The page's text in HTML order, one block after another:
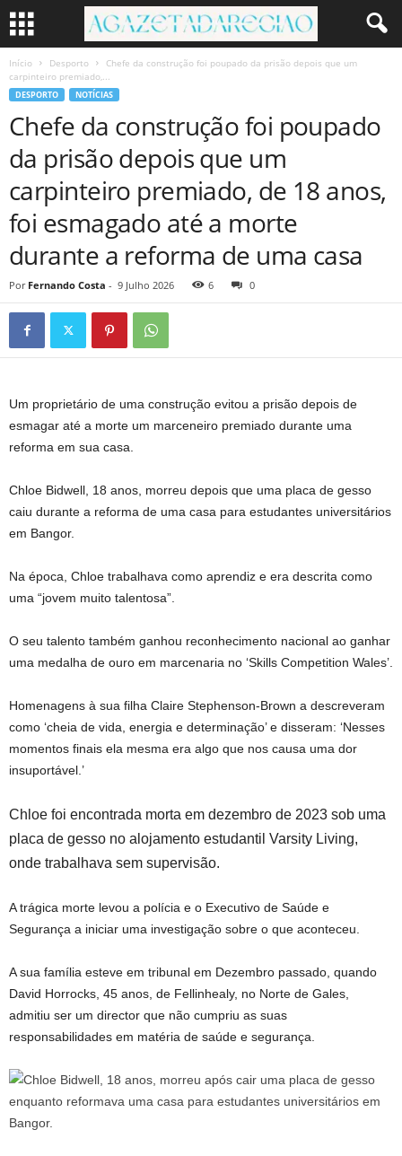
Início Desporto
Chefe da construção foi poupado da prisão depois que um
carpinteiro premiado,...
DESPORTO NOTÍCIAS
Chefe da construção foi poupado
da prisão depois que um
carpinteiro premiado, de 18 anos,
foi esmagado até a morte
durante a reforma de uma casa
Por Fernando Costa - 9 Julho 2026 6 0
Um proprietário de uma construção evitou a prisão depois de
esmagar até a morte um marceneiro premiado durante uma
reforma em sua casa.
Chloe Bidwell, 18 anos, morreu depois que uma placa de gesso
caiu durante a reforma de uma casa para estudantes universitários
em Bangor.
Na época, Chloe trabalhava como aprendiz e era descrita como
uma “jovem muito talentosa”.
O seu talento também ganhou reconhecimento nacional ao ganhar
uma medalha de ouro em marcenaria no ‘Skills Competition Wales’.
Homenagens à sua filha Claire Stephenson-Brown a descreveram
como ‘cheia de vida, energia e determinação’ e disseram: ‘Nesses
momentos finais ela mesma era algo que nos causa uma dor
insuportável.’
Chloe foi encontrada morta em dezembro de 2023 sob uma
placa de gesso no alojamento estudantil Varsity Living,
onde trabalhava sem supervisão.
A trágica morte levou a polícia e o Executivo de Saúde e
Segurança a iniciar uma investigação sobre o que aconteceu.
A sua família esteve em tribunal em Dezembro passado, quando
David Horrocks, 45 anos, de Fellinhealy, no Norte de Gales,
admitiu ser um director que não cumpriu as suas
responsabilidades em matéria de saúde e segurança.